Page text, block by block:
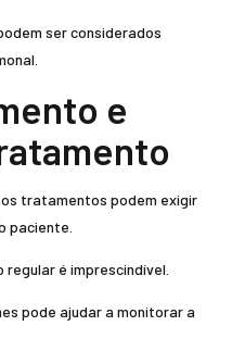
ser considerados
e
os tratamentos podem exigir
paciente.
é imprescindível.
pode ajudar a monitorar a